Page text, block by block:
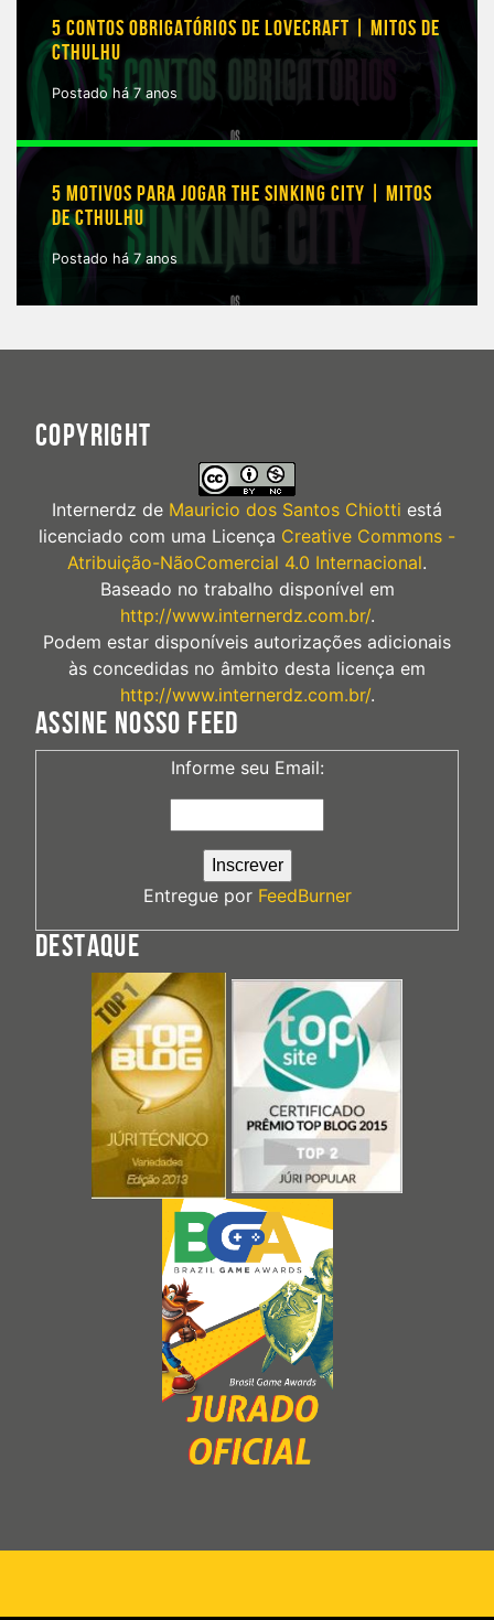
5 CONTOS OBRIGATÓRIOS DE LOVECRAFT | MITOS DE
CTHULHU
Postado há 7 anos
5 MOTIVOS PARA JOGAR THE SINKING CITY | MITOS
DE CTHULHU
Postado há 7 anos
COPYRIGHT
Internerdz de Mauricio dos Santos Chiotti está
licenciado com uma Licença Creative Commons -
Atribuição-NãoComercial 4.0 Internacional.
Baseado no trabalho disponível em
http://www.internerdz.com.br/.
Podem estar disponíveis autorizações adicionais
às concedidas no âmbito desta licença em
http://www.internerdz.com.br/.
ASSINE NOSSO FEED
Informe seu Email:
Entregue por FeedBurner
DESTAQUE